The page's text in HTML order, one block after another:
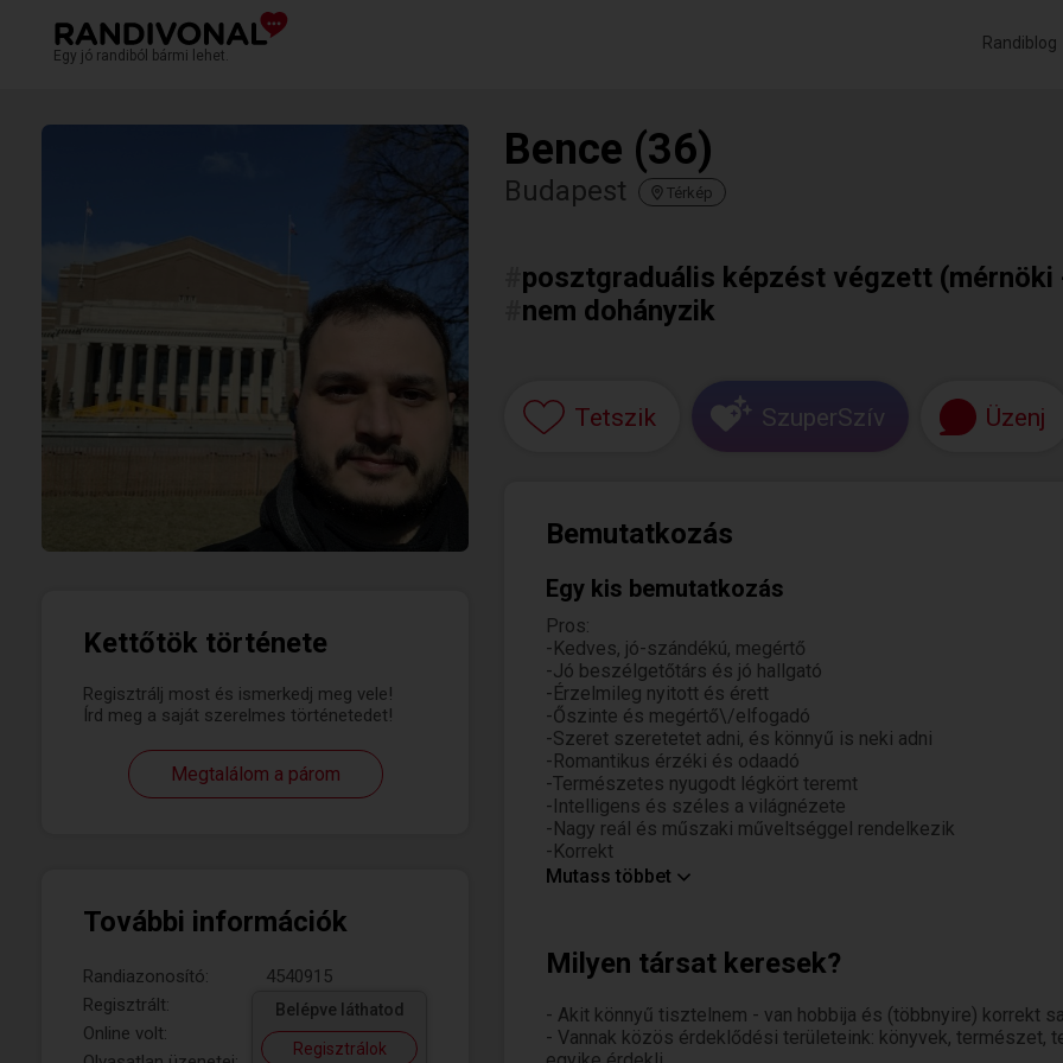
Egy jó randiból bármi lehet.
Randiblog
Kettőtök története
Regisztrálj most és ismerkedj meg vele!
Írd meg a saját szerelmes történetedet!
Megtalálom a párom
További információk
Randiazonosító:
4540915
Regisztrált:
Online volt:
Belépve láthatod
Regisztrálok
Bence (36)
Budapest Térkép
posztgraduális képzést végzett (mérnöki
nem dohányzik
Tetszik SzuperSzív Üzenj
Bemutatkozás
Egy kis bemutatkozás
Pros:
-Kedves, jó-szándékú, megértő
-Jó beszélgetőtárs és jó hallgató
-Érzelmileg nyitott és érett
-Őszinte és megértő\/elfogadó
-Szeret szeretetet adni, és könnyű is neki adni
-Romantikus érzéki és odaadó
-Természetes nyugodt légkört teremt
-Intelligens és széles a világnézete
-Nagy reál és műszaki műveltséggel rendelkezik
-Korrekt
Cons:
-Szereti igazán megérteni, próbára tenni mások álláspontját
Egy kapcsolatban már az elején figyelek arra, hogy őszinték
másikat. Akik fontosak nekem, azokkal szemben
összeegyeztethetetlen) és könnyen mutatom ki a
Mutass többet
Milyen társat keresek?
- Akit könnyű tisztelnem - van hobbija és (többnyire) korrekt
- Vannak közös érdeklődési területeink: könyvek, természet,